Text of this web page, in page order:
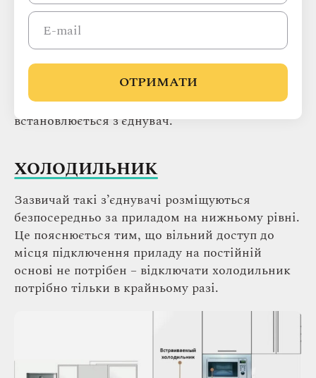
Прорахували, скільки потрібно розеток на
кухні? Правила установки конструкцій будуть
залежати від того, під який прилад
встановлюється з’єднувач.
ХОЛОДИЛЬНИК
Зазвичай такі з’єднувачі розміщуються
безпосередньо за приладом на нижньому рівні.
Це пояснюється тим, що вільний доступ до
місця підключення приладу на постійній
основі не потрібен – відключати холодильник
потрібно тільки в крайньому разі.
ОТРИМАТИ